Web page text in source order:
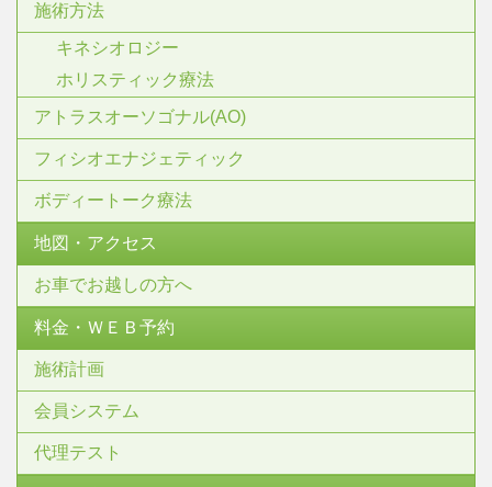
施術方法
キネシオロジー
ホリスティック療法
アトラスオーソゴナル(AO)
フィシオエナジェティック
ボディートーク療法
地図・アクセス
お車でお越しの方へ
料金・ＷＥＢ予約
施術計画
会員システム
代理テスト